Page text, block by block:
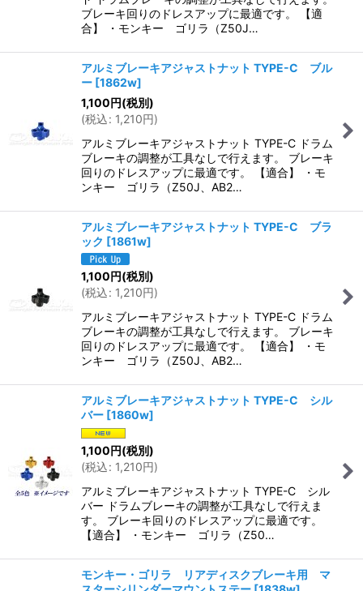
ブレーキ回りのドレスアップに最適です。 【適
合】 ・モンキー ゴリラ（Z50J…
アルミブレーキアジャストナット TYPE-C ブル
ー [1862w]
1,100円(税別)
(税込: 1,210円)
アルミブレーキアジャストナット TYPE-C ドラム
ブレーキの調整が工具なしで行えます。 ブレーキ
回りのドレスアップに最適です。 【適合】 ・モ
ンキー ゴリラ（Z50J、AB2…
アルミブレーキアジャストナット TYPE-C ブラ
ック [1861w]
1,100円(税別)
(税込: 1,210円)
アルミブレーキアジャストナット TYPE-C ドラム
ブレーキの調整が工具なしで行えます。 ブレーキ
回りのドレスアップに最適です。 【適合】 ・モ
ンキー ゴリラ（Z50J、AB2…
アルミブレーキアジャストナット TYPE-C シル
バー [1860w]
1,100円(税別)
(税込: 1,210円)
アルミブレーキアジャストナット TYPE-C シル
バー ドラムブレーキの調整が工具なしで行えま
す。 ブレーキ回りのドレスアップに最適です。
【適合】 ・モンキー ゴリラ（Z50…
モンキー・ゴリラ リアディスクブレーキ用 マ